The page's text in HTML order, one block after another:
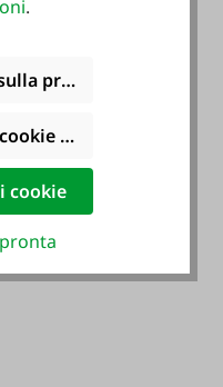
1 1 mm
.
privacy
funzionali
cookie